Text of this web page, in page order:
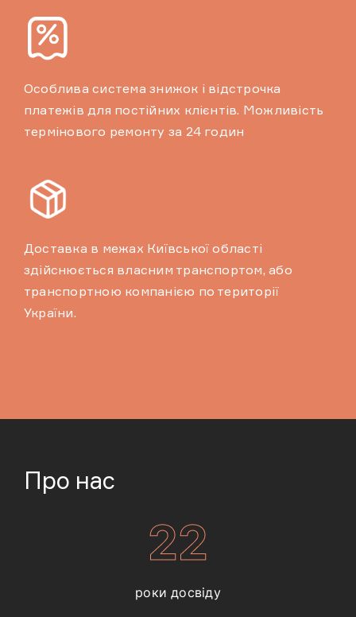
Особлива система знижок і відстрочка
платежів для постійних клієнтів. Можливість
термінового ремонту за 24 годин
Доставка в межах Київської області
здійснюється власним транспортом, або
транспортною компанією по території
України.
Про нас
22
роки досвіду